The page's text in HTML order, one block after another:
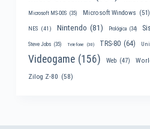
Microsoft MS-DOS (35) Microsoft Windows (51)
NES (41) Nintendo (81) Prológica (34)
Steve Jobs (35) Telefone (30) TRS-80 (64)
Videogame (156) Web (47)
Zilog Z-80 (58)